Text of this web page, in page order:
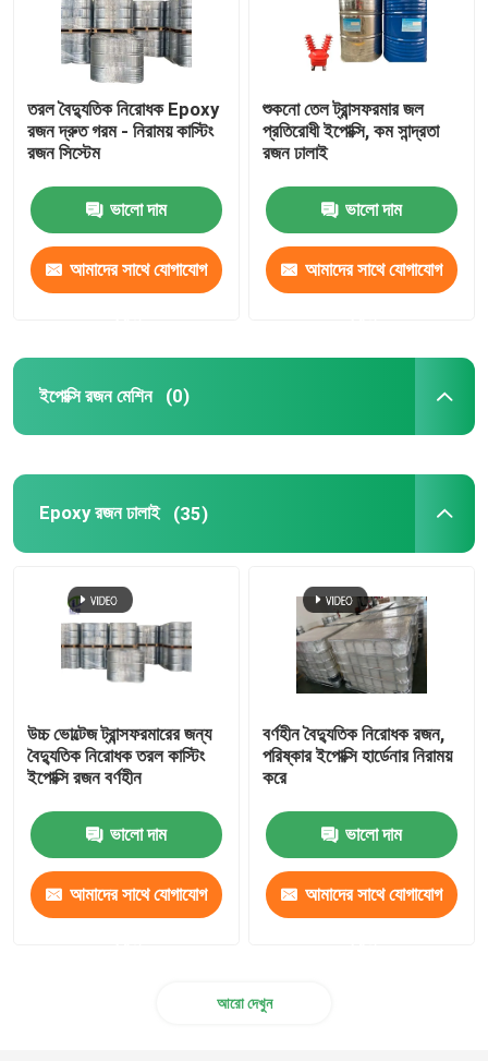
তরল বৈদ্যুতিক নিরোধক Epoxy
রজন দ্রুত গরম - নিরাময় কাস্টিং
রজন সিস্টেম
ভালো দাম
আমাদের সাথে যোগাযোগ
শুকনো তেল ট্রান্সফরমার জল
প্রতিরোধী ইপোক্সি, কম সান্দ্রতা
রজন ঢালাই
ভালো দাম
আমাদের সাথে যোগাযোগ
ইপোক্সি রজন মেশিন (0)
Epoxy রজন ঢালাই (35)
উচ্চ ভোল্টেজ ট্রান্সফরমারের জন্য
বৈদ্যুতিক নিরোধক তরল কাস্টিং
ইপোক্সি রজন বর্ণহীন
ভালো দাম
আমাদের সাথে যোগাযোগ
বর্ণহীন বৈদ্যুতিক নিরোধক রজন,
পরিষ্কার ইপোক্সি হার্ডেনার নিরাময়
করে
ভালো দাম
আমাদের সাথে যোগাযোগ
আরো দেখুন